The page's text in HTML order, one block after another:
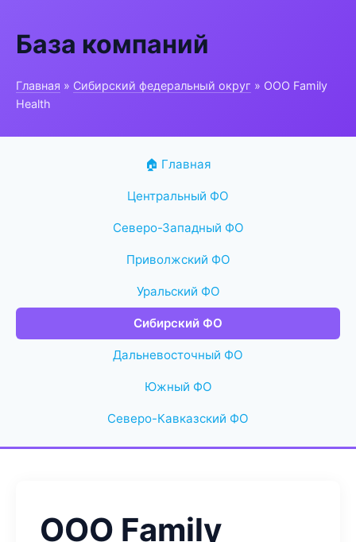
База компаний
Главная » Сибирский федеральный округ » ООО Family
Health
🏠 Главная
Центральный ФО
Северо-Западный ФО
Приволжский ФО
Уральский ФО
Сибирский ФО
Дальневосточный ФО
Южный ФО
Северо-Кавказский ФО
ООО Family